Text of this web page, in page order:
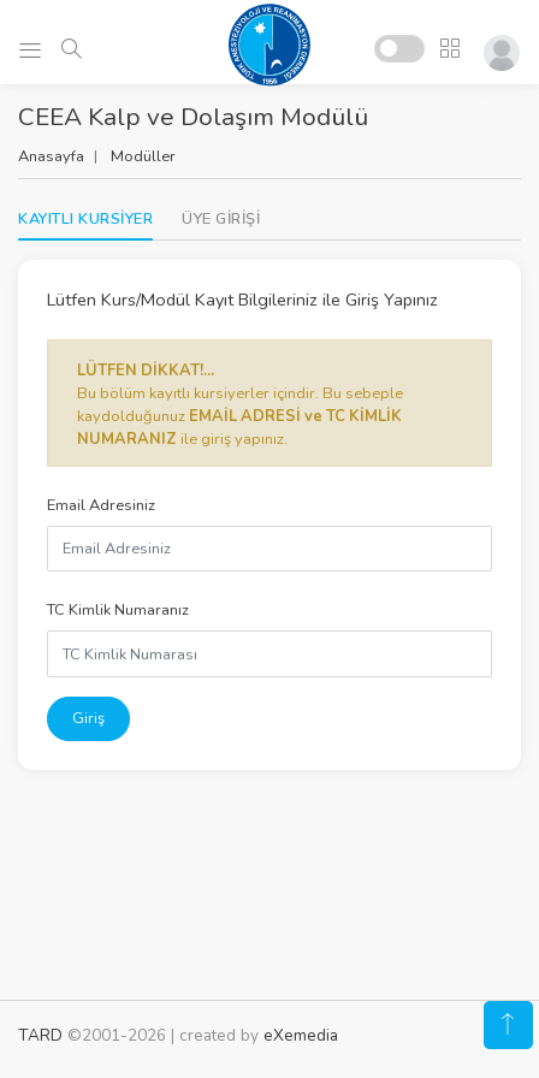
CEEA Kalp ve Dolaşım Modülü
Anasayfa Modüller
KAYITLI KURSİYER ÜYE GİRİŞİ
Lütfen Kurs/Modül Kayıt Bilgileriniz ile Giriş Yapınız
LÜTFEN DİKKAT!...
Bu bölüm kayıtlı kursiyerler içindir. Bu sebeple
kaydolduğunuz EMAİL ADRESİ ve TC KİMLİK
NUMARANIZ ile giriş yapınız.
Email Adresiniz
TC Kimlik Numaranız
Giriş
TARD ©2001-2026 | created by eXemedia